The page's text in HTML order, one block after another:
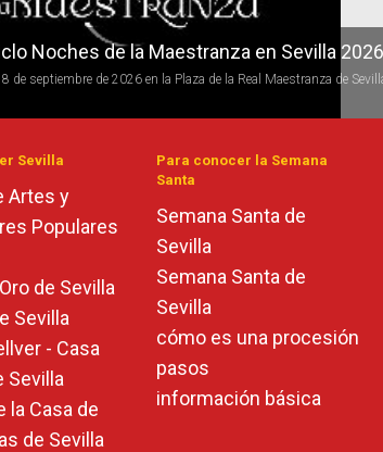
Noches de la Maestranza en Sevilla 2026
de septiembre de 2026 en la Plaza de la Real Maestranza de
Candlelight en Sevilla
la programación del ciclo de conciertos Candlelight (a la luz
Sevilla
Artes y
Populares
de Sevilla
Sevilla
- Casa
Sevilla
la Casa de
de Sevilla
Para conocer la Semana
Santa
Semana Santa de
Sevilla
Semana Santa de
Sevilla
cómo es una procesión
pasos
información básica